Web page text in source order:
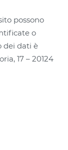
possono
o
dei dati è
17 – 20124